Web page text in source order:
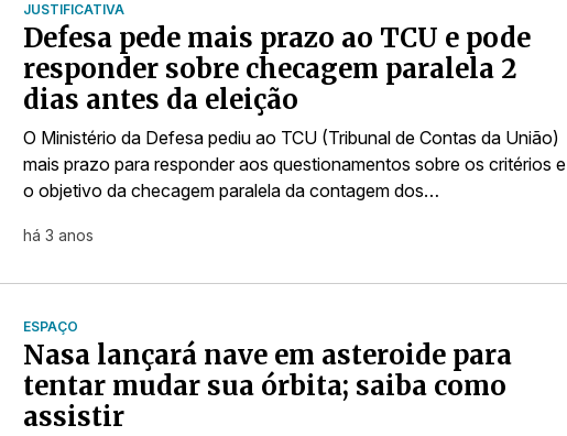
JUSTIFICATIVA
Defesa pede mais prazo ao TCU e pode
responder sobre checagem paralela 2
dias antes da eleição
O Ministério da Defesa pediu ao TCU (Tribunal de Contas da União)
mais prazo para responder aos questionamentos sobre os critérios e
o objetivo da checagem paralela da contagem dos…
há 3 anos
ESPAÇO
Nasa lançará nave em asteroide para
tentar mudar sua órbita; saiba como
assistir